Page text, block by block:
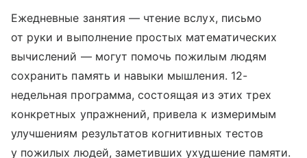
Ежедневные занятия — чтение вслух, письмо
от руки и выполнение простых математических
вычислений — могут помочь пожилым людям
сохранить память и навыки мышления. 12-
недельная программа, состоящая из этих трех
конкретных упражнений, привела к измеримым
улучшениям результатов когнитивных тестов
у пожилых людей, заметивших ухудшение памяти.